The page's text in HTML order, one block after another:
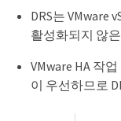
DRS는 VMware
활성화되지 않
VMware HA 작
이 우선하므로